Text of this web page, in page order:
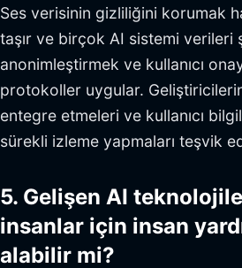
Ses verisinin gizliliğini korumak
taşır ve birçok AI sistemi verileri
anonimleştirmek ve kullanıcı
protokoller uygular.
entegre etmeleri ve kullanıcı
sürekli izleme yapmaları teşvik
5. Gelişen AI
insanlar için insan
alabilir mi?